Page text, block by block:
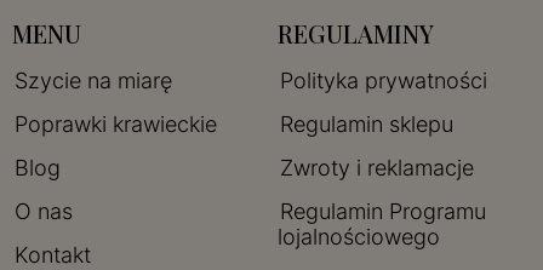
MENU
Szycie na miarę
Poprawki krawieckie
Blog
O nas
Kontakt
REGULAMINY
Polityka prywatności
Regulamin sklepu
Zwroty i reklamacje
Regulamin Programu
lojalnościowego